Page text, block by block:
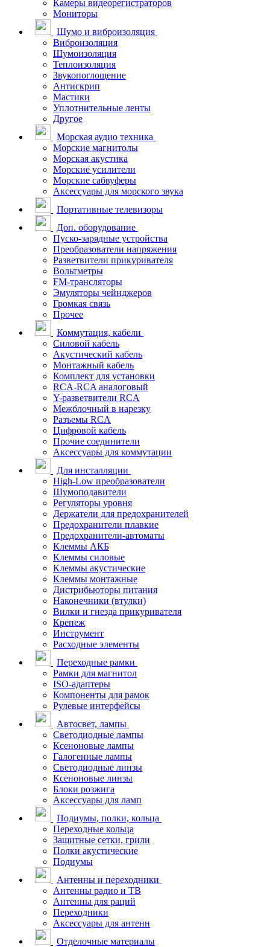
Камеры видеорегистраторов
Мониторы
Шумо и виброизоляция
Виброизоляция
Шумоизоляция
Теплоизоляция
Звукопоглощение
Антискрип
Мастики
Уплотнительные ленты
Другое
Морская аудио техника
Морские магнитолы
Морская акустика
Морские усилители
Морские сабвуферы
Аксессуары для морского звука
Портативные телевизоры
Доп. оборудование
Пуско-зарядные устройства
Преобразователи напряжения
Разветвители прикуривателя
Вольтметры
FM-трансляторы
Эмуляторы чейнджеров
Громкая связь
Прочее
Коммутация, кабели
Силовой кабель
Акустический кабель
Монтажный кабель
Комплект для установки
RCA-RCA аналоговый
Y-разветвители RCA
Межблочный в нарезку
Разъемы RCA
Цифровой кабель
Прочие соединители
Аксессуары для коммутации
Для инсталляции
High-Low преобразователи
Шумоподавители
Регуляторы уровня
Держатели для предохранителей
Предохранители плавкие
Предохранители-автоматы
Клеммы АКБ
Клеммы силовые
Клеммы акустические
Клеммы монтажные
Дистрибьюторы питания
Наконечники (втулки)
Вилки и гнезда прикуривателя
Крепеж
Инструмент
Расходные элементы
Переходные рамки
Рамки для магнитол
ISO-адаптеры
Компоненты для рамок
Рулевые интерфейсы
Автосвет, лампы
Светодиодные лампы
Ксеноновые лампы
Галогенные лампы
Светодиодные линзы
Ксеноновые линзы
Блоки розжига
Аксессуары для ламп
Подиумы, полки, кольца
Переходные кольца
Защитные сетки, грили
Полки акустические
Подиумы
Антенны и переходники
Антенны радио и ТВ
Антенны для раций
Переходники
Аксессуары для антенн
Отделочные материалы